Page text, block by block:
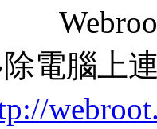
電腦上